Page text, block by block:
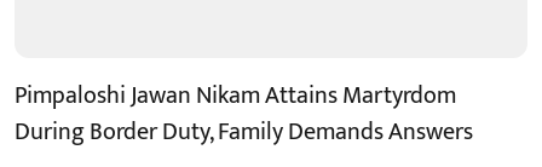
Pimpaloshi Jawan Nikam Attains Martyrdom
During Border Duty, Family Demands Answers